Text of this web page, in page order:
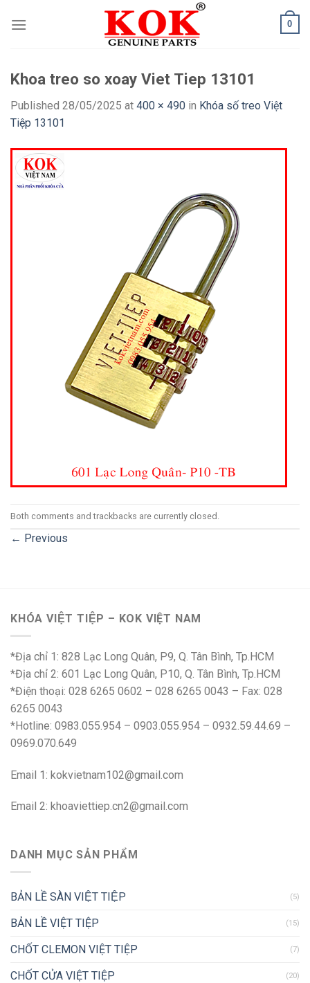
0
Khoa treo so xoay Viet Tiep 13101
Published 28/05/2025 at 400 × 490 in Khóa số treo Việt
Tiệp 13101
Both comments and trackbacks are currently closed.
← Previous
KHÓA VIỆT TIỆP – KOK VIỆT NAM
*Địa chỉ 1: 828 Lạc Long Quân, P9, Q. Tân Bình, Tp.HCM
*Địa chỉ 2: 601 Lạc Long Quân, P10, Q. Tân Bình, Tp.HCM
*Điện thoại: 028 6265 0602 – 028 6265 0043 – Fax: 028
6265 0043
*Hotline: 0983.055.954 – 0903.055.954 – 0932.59.44.69 –
0969.070.649
Email 1: kokvietnam102@gmail.com
Email 2: khoaviettiep.cn2@gmail.com
DANH MỤC SẢN PHẨM
BẢN LỀ SÀN VIỆT TIỆP (5)
BẢN LỀ VIỆT TIỆP (15)
CHỐT CLEMON VIỆT TIỆP (7)
CHỐT CỬA VIỆT TIỆP (20)